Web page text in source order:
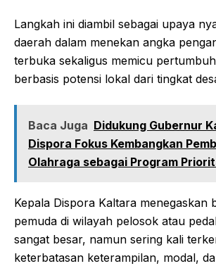
Langkah ini diambil sebagai upaya
daerah dalam menekan angka
terbuka sekaligus memicu
berbasis potensi lokal dari tingkat
Baca Juga Didukung Gubernur
Dispora Fokus Kembangkan
Olahraga sebagai Program
Kepala Dispora Kaltara menegaskan
pemuda di wilayah pelosok atau
sangat besar, namun sering kali
keterbatasan keterampilan, modal,